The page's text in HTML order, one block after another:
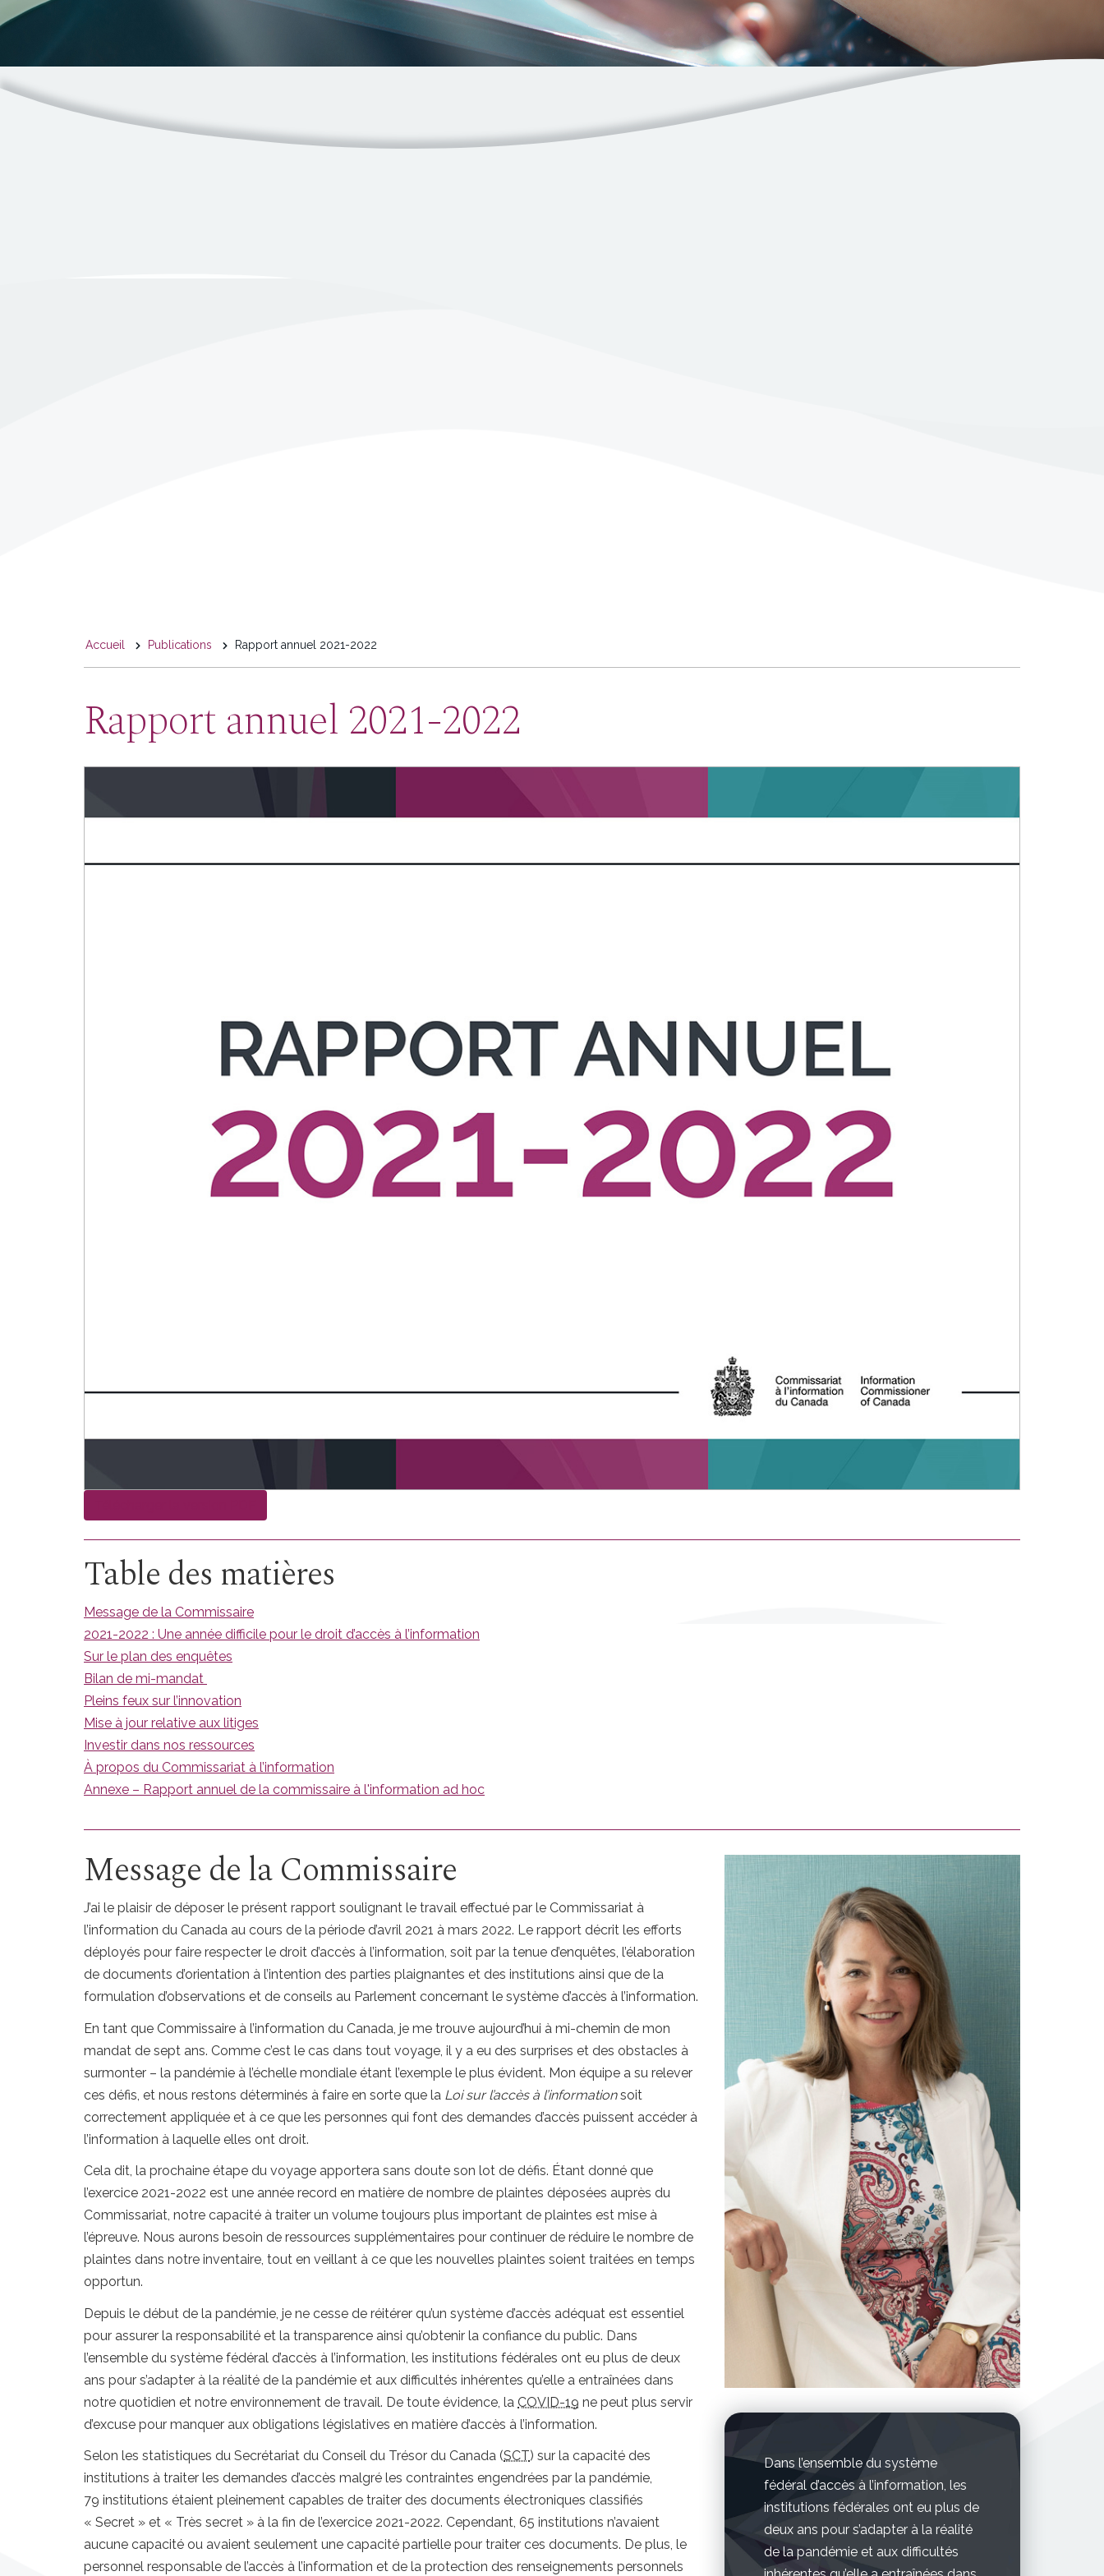
You
are
here
Accueil Publications Rapport annuel 2021-2022
Rapport annuel 2021-2022
Table des matières
Message de la Commissaire
2021-2022 : Une année difficile pour le droit d’accès à l’information
Sur le plan des enquêtes
Bilan de mi-mandat
Pleins feux sur l’innovation
Mise à jour relative aux litiges
Investir dans nos ressources
À propos du Commissariat à l’information
Annexe – Rapport annuel de la commissaire à l'information ad hoc
Message de la Commissaire
J’ai le plaisir de déposer le présent rapport soulignant le travail effectué par le Commissariat à
l’information du Canada au cours de la période d’avril 2021 à mars 2022. Le rapport décrit les efforts
déployés pour faire respecter le droit d’accès à l’information, soit par la tenue d’enquêtes, l’élaboration
de documents d’orientation à l’intention des parties plaignantes et des institutions ainsi que de la
formulation d’observations et de conseils au Parlement concernant le système d’accès à l’information.
En tant que Commissaire à l’information du Canada, je me trouve aujourd’hui à mi-chemin de mon
mandat de sept ans. Comme c’est le cas dans tout voyage, il y a eu des surprises et des obstacles à
surmonter – la pandémie à l’échelle mondiale étant l’exemple le plus évident. Mon équipe a su relever
ces défis, et nous restons déterminés à faire en sorte que la Loi sur l’accès à l’informationsoit
correctement appliquée et à ce que les personnes qui font des demandes d’accès puissent accéder à
l’information à laquelle elles ont droit.
Cela dit, la prochaine étape du voyage apportera sans doute son lot de défis. Étant donné que
l’exercice 2021-2022 est une année record en matière de nombre de plaintes déposées auprès du
Commissariat, notre capacité à traiter un volume toujours plus important de plaintes est mise à
l’épreuve. Nous aurons besoin de ressources supplémentaires pour continuer de réduire le nombre de
plaintes dans notre inventaire, tout en veillant à ce que les nouvelles plaintes soient traitées en temps
opportun.
Depuis le début de la pandémie, je ne cesse de réitérer qu’un système d’accès adéquat est essentiel
pour assurer la responsabilité et la transparence ainsi qu’obtenir la confiance du public. Dans
l’ensemble du système fédéral d’accès à l’information, les institutions fédérales ont eu plus de deux
ans pour s’adapter à la réalité de la pandémie et aux difficultés inhérentes qu’elle a entraînées dans
notre quotidien et notre environnement de travail. De toute évidence, la COVID-19 ne peut plus servir
d’excuse pour manquer aux obligations législatives en matière d’accès à l’information.
Selon les statistiques du Secrétariat du Conseil du Trésor du Canada (SCT) sur la capacité des
institutions à traiter les demandes d’accès malgré les contraintes engendrées par la pandémie,
79 institutions étaient pleinement capables de traiter des documents électroniques classifiés
« Secret » et « Très secret » à la fin de l’exercice 2021-2022. Cependant, 65 institutions n’avaient
aucune capacité ou avaient seulement une capacité partielle pour traiter ces documents. De plus, le
personnel responsable de l’accès à l’information et de la protection des renseignements personnels
Dans l’ensemble du système
fédéral d’accès à l’information, les
institutions fédérales ont eu plus de
deux ans pour s’adapter à la réalité
de la pandémie et aux difficultés